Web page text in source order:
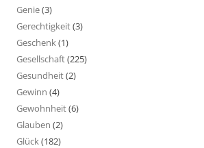
Genie(3)
Gerechtigkeit(3)
Geschenk(1)
Gesellschaft(225)
Gesundheit(2)
Gewinn (4)
Gewohnheit(6)
Glauben (2)
Glück(182)